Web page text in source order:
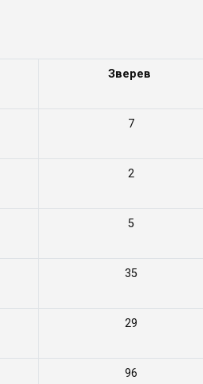
Зверев
7
2
5
35
29
96